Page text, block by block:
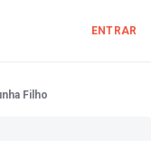
ENTRAR
Filho